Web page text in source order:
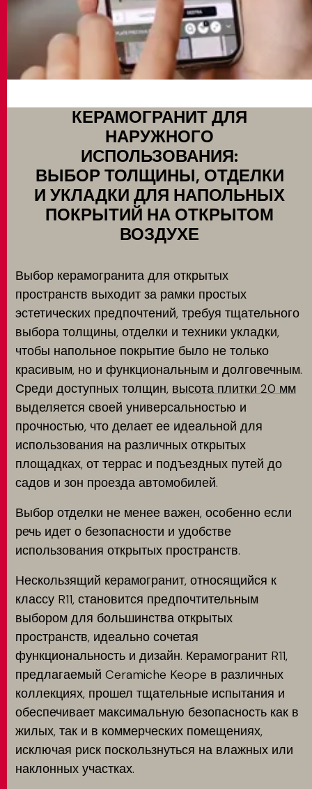
КЕРАМОГРАНИТ ДЛЯ
НАРУЖНОГО
ИСПОЛЬЗОВАНИЯ:
ВЫБОР ТОЛЩИНЫ, ОТДЕЛКИ
И УКЛАДКИ ДЛЯ НАПОЛЬНЫХ
ПОКРЫТИЙ НА ОТКРЫТОМ
ВОЗДУХЕ
Выбор керамогранита для открытых
пространств выходит за рамки простых
эстетических предпочтений, требуя тщательного
выбора толщины, отделки и техники укладки,
чтобы напольное покрытие было не только
красивым, но и функциональным и долговечным.
Среди доступных толщин, высота плитки 20 мм
выделяется своей универсальностью и
прочностью, что делает ее идеальной для
использования на различных открытых
площадках, от террас и подъездных путей до
садов и зон проезда автомобилей.
Выбор отделки не менее важен, особенно если
речь идет о безопасности и удобстве
использования открытых пространств.
Нескользящий керамогранит, относящийся к
классу R11, становится предпочтительным
выбором для большинства открытых
пространств, идеально сочетая
функциональность и дизайн. Керамогранит R11,
предлагаемый Ceramiche Keope в различных
коллекциях, прошел тщательные испытания и
обеспечивает максимальную безопасность как в
жилых, так и в коммерческих помещениях,
исключая риск поскользнуться на влажных или
наклонных участках.